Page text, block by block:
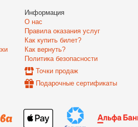
Информация
О нас
Правила оказания услуг
Как купить билет?
Как вернуть?
Политика безопасности
Точки продаж
Подарочные сертификаты